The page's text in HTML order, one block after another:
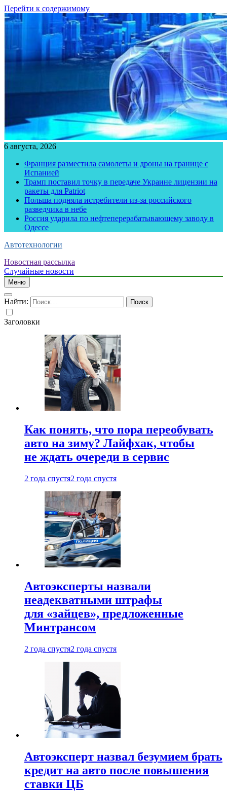
Перейти к содержимому
6 августа, 2026
Франция разместила самолеты и дроны на границе с
Испанией
Трамп поставил точку в передаче Украине лицензии на
ракеты для Patriot
Польша подняла истребители из-за российского
разведчика в небе
Россия ударила по нефтеперерабатывающему заводу в
Одессе
Автотехнологии
Новостная рассылка
Случайные новости
Меню
Найти:
Заголовки
Как понять, что пора переобувать
авто на зиму? Лайфхак, чтобы
не ждать очереди в сервис
2 года спустя2 года спустя
Автоэксперты назвали
неадекватными штрафы
для «зайцев», предложенные
Минтрансом
2 года спустя2 года спустя
Автоэксперт назвал безумием брать
кредит на авто после повышения
ставки ЦБ